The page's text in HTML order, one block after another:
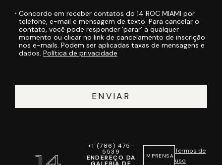
Concordo em receber contatos do 14 ROC MIAMI por
telefone, e-mail e mensagem de texto. Para cancelar o
contato, você pode responder 'parar' a qualquer
momento ou clicar no link de cancelamento de inscrição
nos e-mails. Podem ser aplicadas taxas de mensagens e
dados.Política de privacidade
ENVIAR
+1 (786) 475-
5539
ENDEREÇO DA IMPRENSA
Termos de
uso